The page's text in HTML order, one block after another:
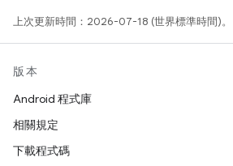
上次更新時間：2026-07-18 (世界標準時間)。
版本
Android 程式庫
相關規定
下載程式碼